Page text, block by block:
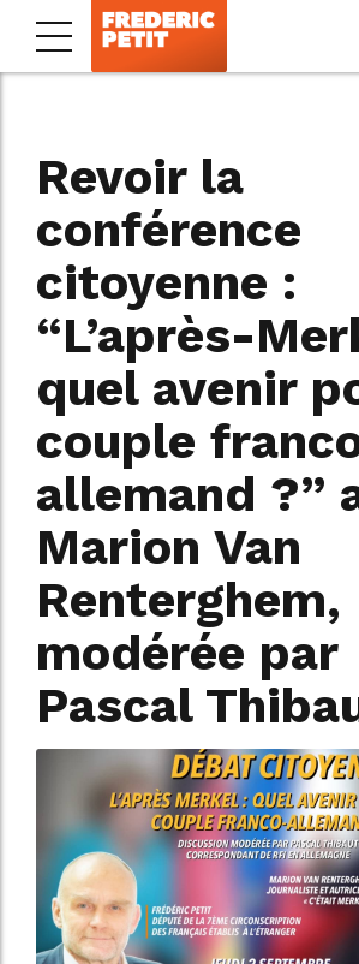
Revoir la
conférence
citoyenne :
“L’après-
quel avenir
couple
allemand ?”
Marion Van
Renterghem,
modérée par
Pascal